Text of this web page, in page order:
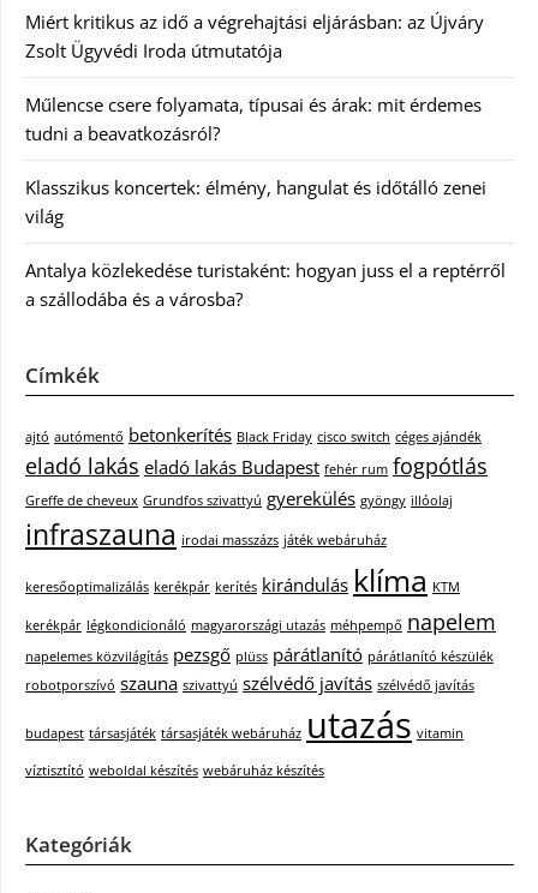
Miért kritikus az idő a végrehajtási eljárásban: az Újváry
Zsolt Ügyvédi Iroda útmutatója
Műlencse csere folyamata, típusai és árak: mit érdemes
tudni a beavatkozásról?
Klasszikus koncertek: élmény, hangulat és időtálló zenei
világ
Antalya közlekedése turistaként: hogyan juss el a reptérről
a szállodába és a városba?
Címkék
ajtó autómentő betonkerítés Black Friday cisco switch céges ajándék
eladó lakás eladó lakás Budapest fehér rum fogpótlás
Greffe de cheveux Grundfos szivattyú gyerekülés gyöngy illóolaj
infraszauna irodai masszázs játék webáruház
keresőoptimalizálás kerékpár kerítés kirándulás klíma KTM
kerékpár légkondicionáló magyarországi utazás méhpempő napelem
napelemes közvilágítás pezsgő plüss párátlanító párátlanító készülék
robotporszívó szauna szivattyú szélvédő javítás szélvédő javítás
budapest társasjáték társasjáték webáruház utazás vitamin
víztisztító weboldal készítés webáruház készítés
Kategóriák